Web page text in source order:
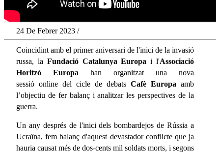
24 De Febrer 2023 /
Coincidint amb el primer aniversari de l'inici de la invasió
russa, la Fundació Catalunya Europai l'Associació
Horitzó Europa han organitzat una nova
sessió online del cicle de debats Cafè Europa amb
l’objectiu de fer balanç i analitzar les perspectives de la
guerra.
Un any després de l'inici dels bombardejos de Rússia a
Ucraïna, fem balanç d'aquest devastador conflicte que ja
hauria causat més de dos-cents mil soldats morts, i segons